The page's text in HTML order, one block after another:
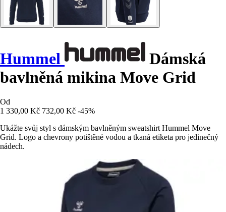
Hummel
Dámská
bavlněná mikina Move Grid
Od
1 330,00 Kč 732,00 Kč -45%
Ukážte svůj styl s dámským bavlněným sweatshirt Hummel Move
Grid. Logo a chevrony potištěné vodou a tkaná etiketa pro jedinečný
nádech.